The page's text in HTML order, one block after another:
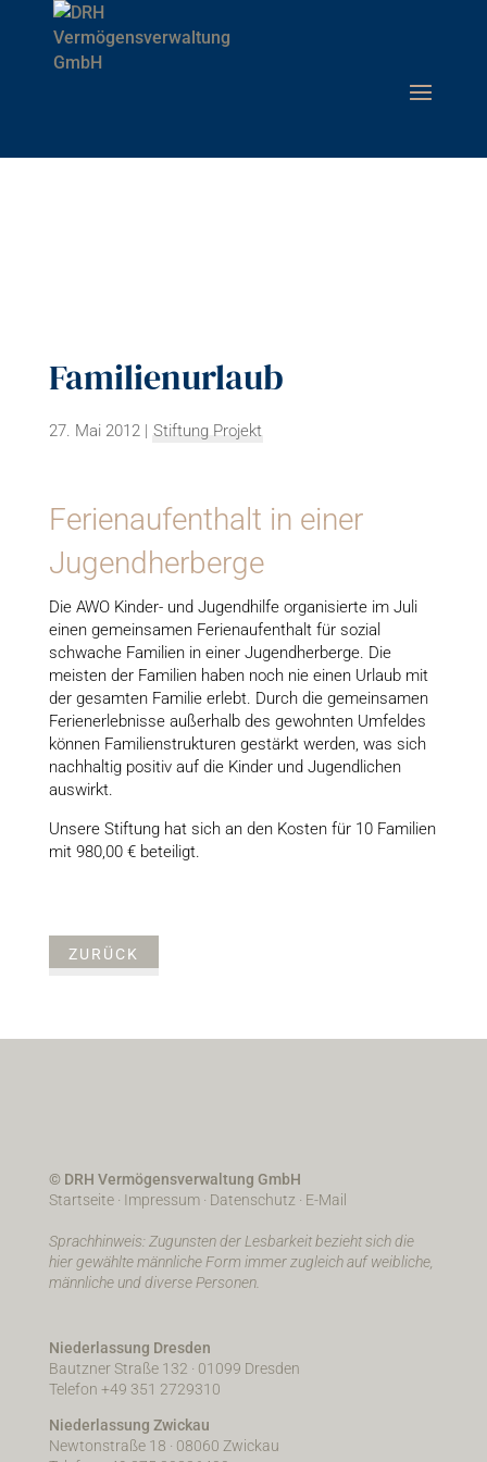
Familienurlaub
27. Mai 2012| Stiftung Projekt
Ferienaufenthalt in einer
Jugendherberge
Die AWO Kinder- und Jugendhilfe organisierte im Juli
einen gemeinsamen Ferienaufenthalt für sozial
schwache Familien in einer Jugendherberge. Die
meisten der Familien haben noch nie einen Urlaub mit
der gesamten Familie erlebt. Durch die gemeinsamen
Ferienerlebnisse außerhalb des gewohnten Umfeldes
können Familienstrukturen gestärkt werden, was sich
nachhaltig positiv auf die Kinder und Jugendlichen
auswirkt.
Unsere Stiftung hat sich an den Kosten für 10 Familien
mit 980,00 € beteiligt.
ZURÜCK
© DRH Vermögensverwaltung GmbH
Startseite· Impressum· Datenschutz · E-Mail
Sprachhinweis: Zugunsten der Lesbarkeit bezieht sich die
hier gewählte männliche Form immer zugleich auf weibliche,
männliche und diverse Personen.
Niederlassung Dresden
Bautzner Straße 132 · 01099 Dresden
Telefon +49 351 2729310
Niederlassung Zwickau
Newtonstraße 18 · 08060 Zwickau